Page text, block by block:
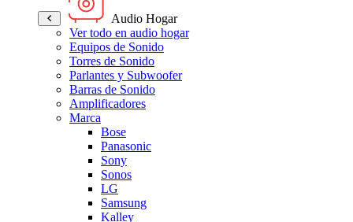
Audio Hogar
Ver todo en audio hogar
Equipos de Sonido
Torres de Sonido
Parlantes y Subwoofer
Barras de Sonido
Amplificadores
Marca
Bose
Panasonic
Sony
Sonos
LG
Samsung
Kalley